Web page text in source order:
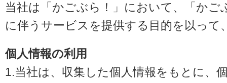
当社は「かごぶら！」において、「か
に伴うサービスを提供する目的を以って
個人情報の利用
1.当社は、収集した個人情報をもとに、